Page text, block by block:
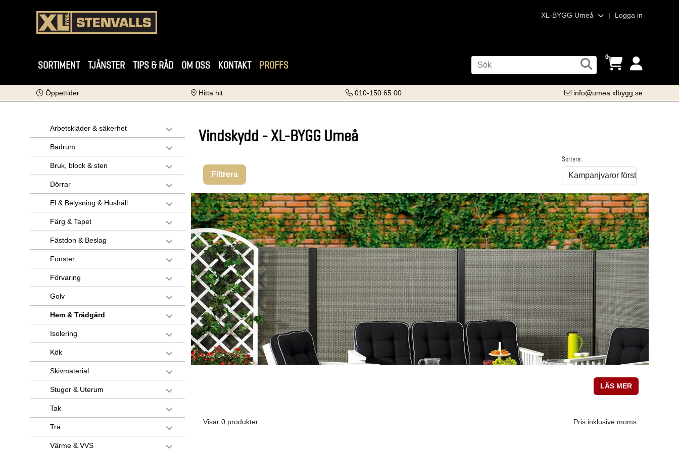
XL-BYGG Umeå | Logga in
SORTIMENT TJÄNSTER TIPS & RÅD OM OSS KONTAKT PROFFS
0
Öppettider Hitta hit 010-150 65 00 info@umea.xlbygg.se
Arbetskläder & säkerhet
Badrum
Bruk, block & sten
Dörrar
El & Belysning & Hushåll
Färg & Tapet
Fästdon & Beslag
Fönster
Förvaring
Golv
Hem & Trädgård
Isolering
Kök
Skivmaterial
Stugor & Uterum
Tak
Trä
Värme & VVS
Vindskydd - XL-BYGG Umeå
Filtrera
Sortera:
LÄS MER
Visar 0 produkter Pris inklusive moms